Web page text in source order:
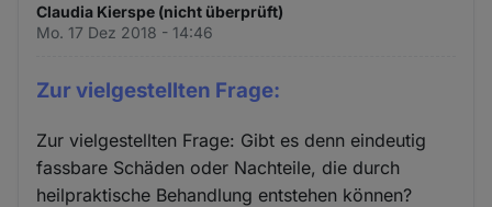
Claudia Kierspe (nicht überprüft)
Mo. 17 Dez 2018 - 14:46
Zur vielgestellten Frage:
Zur vielgestellten Frage: Gibt es denn eindeutig
fassbare Schäden oder Nachteile, die durch
heilpraktische Behandlung entstehen können?